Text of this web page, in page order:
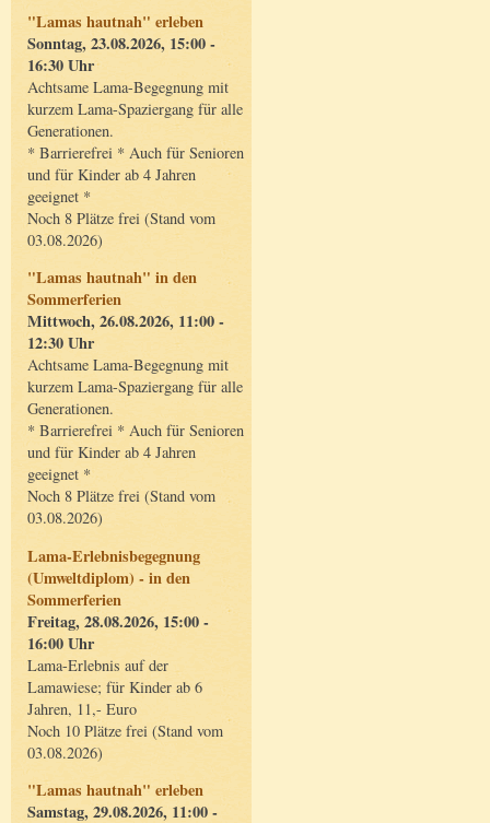
"Lamas hautnah" erleben
Sonntag, 23.08.2026, 15:00 -
16:30 Uhr
Achtsame Lama-Begegnung mit
kurzem Lama-Spaziergang für alle
Generationen.
* Barrierefrei * Auch für Senioren
und für Kinder ab 4 Jahren
geeignet *
Noch 8 Plätze frei (Stand vom
03.08.2026)
"Lamas hautnah" in den
Sommerferien
Mittwoch, 26.08.2026, 11:00 -
12:30 Uhr
Achtsame Lama-Begegnung mit
kurzem Lama-Spaziergang für alle
Generationen.
* Barrierefrei * Auch für Senioren
und für Kinder ab 4 Jahren
geeignet *
Noch 8 Plätze frei (Stand vom
03.08.2026)
Lama-Erlebnisbegegnung
(Umweltdiplom) - in den
Sommerferien
Freitag, 28.08.2026, 15:00 -
16:00 Uhr
Lama-Erlebnis auf der
Lamawiese; für Kinder ab 6
Jahren, 11,- Euro
Noch 10 Plätze frei (Stand vom
03.08.2026)
"Lamas hautnah" erleben
Samstag, 29.08.2026, 11:00 -